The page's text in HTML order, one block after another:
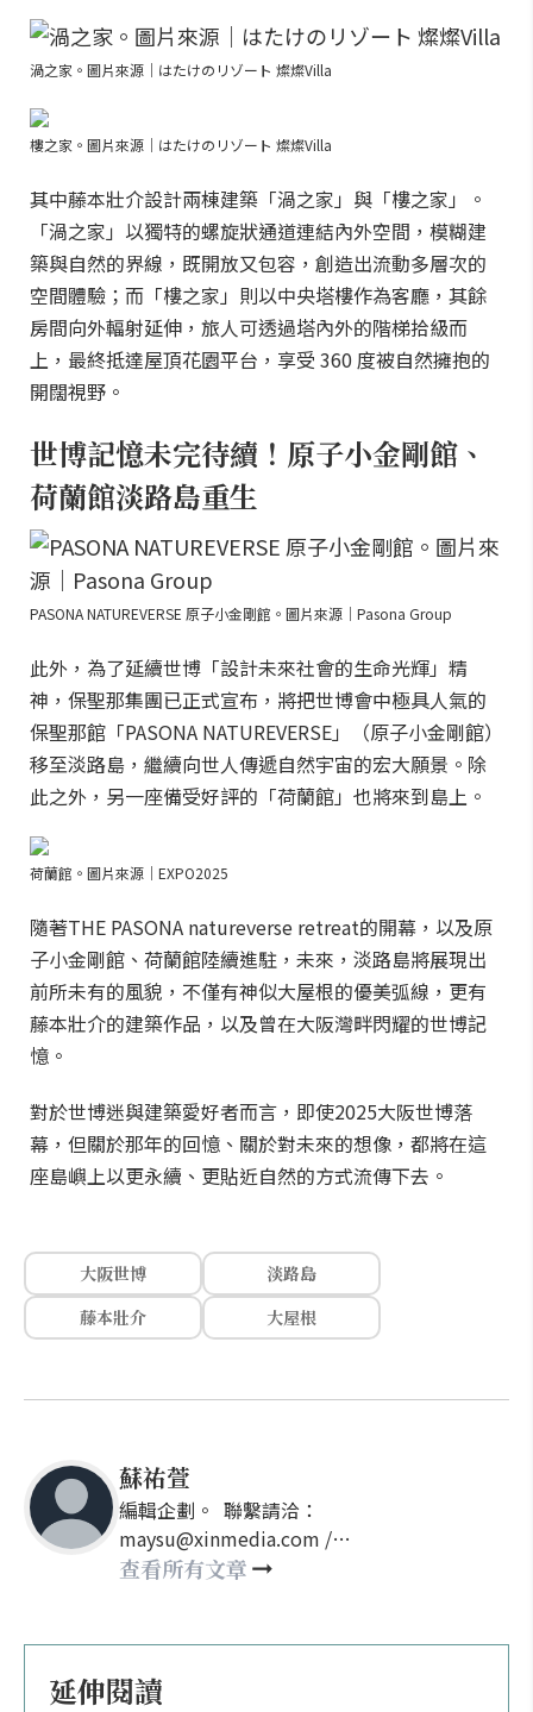
渦之家。圖片來源｜はたけのリゾート 燦燦Villa
樓之家。圖片來源｜はたけのリゾート 燦燦Villa
其中藤本壯介設計兩棟建築「渦之家」與「樓之家」。
「渦之家」以獨特的螺旋狀通道連結內外空間，模糊建
築與自然的界線，既開放又包容，創造出流動多層次的
空間體驗；而「樓之家」則以中央塔樓作為客廳，其餘
房間向外輻射延伸，旅人可透過塔內外的階梯拾級而
上，最終抵達屋頂花園平台，享受 360 度被自然擁抱的
開闊視野。
世博記憶未完待續！原子小金剛館、
荷蘭館淡路島重生
PASONA NATUREVERSE 原子小金剛館。圖片來源｜Pasona Group
此外，為了延續世博「設計未來社會的生命光輝」精
神，保聖那集團已正式宣布，將把世博會中極具人氣的
保聖那館「PASONA NATUREVERSE」（原子小金剛館）
移至淡路島，繼續向世人傳遞自然宇宙的宏大願景。除
此之外，另一座備受好評的「荷蘭館」也將來到島上。
荷蘭館。圖片來源｜EXPO2025
隨著THE PASONA natureverse retreat的開幕，以及原
子小金剛館、荷蘭館陸續進駐，未來，淡路島將展現出
前所未有的風貌，不僅有神似大屋根的優美弧線，更有
藤本壯介的建築作品，以及曾在大阪灣畔閃耀的世博記
憶。
對於世博迷與建築愛好者而言，即使2025大阪世博落
幕，但關於那年的回憶、關於對未來的想像，都將在這
座島嶼上以更永續、更貼近自然的方式流傳下去。
大阪世博
淡路島
藤本壯介
大屋根
蘇祐萱
編輯企劃。 聯繫請洽：
maysu@xinmedia.com /
may860527@gmail.com
查看所有文章
延伸閱讀